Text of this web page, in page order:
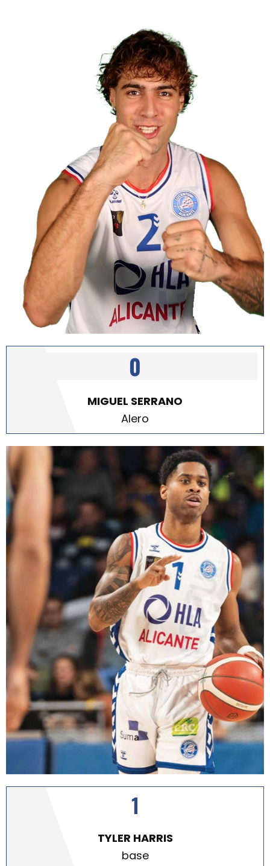
0
MIGUEL SERRANO
Alero
1
TYLER HARRIS
base